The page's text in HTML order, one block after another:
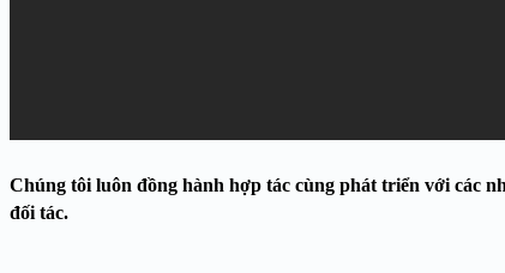
Chúng tôi luôn đồng hành hợp tác cùng phát triển với các
đối tác.